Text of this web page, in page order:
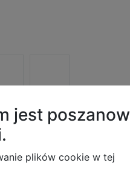
jest
plików cookie w tej